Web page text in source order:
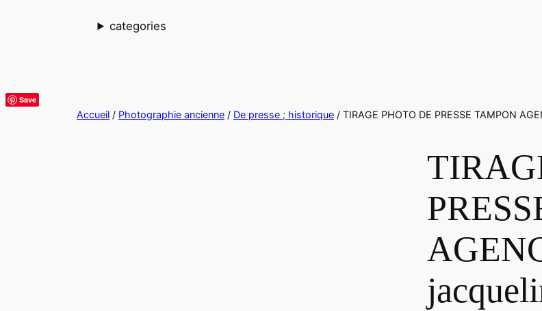
categories
Save
Accueil / Photographie ancienne / De presse ; historique / TIRAGE PHOTO DE PRESSE TAMPON